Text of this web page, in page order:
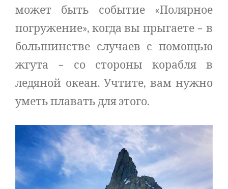
может быть событие «Полярное
погружение», когда вы прыгаете – в
большинстве случаев с помощью
жгута – со стороны корабля в
ледяной океан. Учтите, вам нужно
уметь плавать для этого.